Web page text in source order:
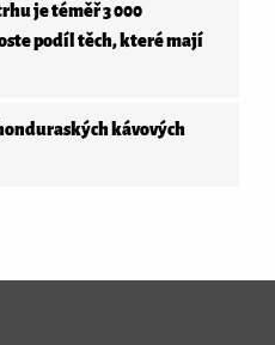
je téměř 3 000
podíl těch, které mají
kávových